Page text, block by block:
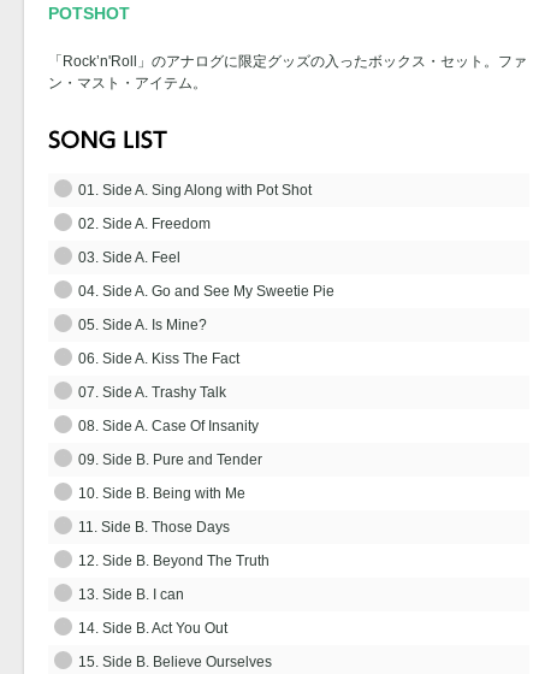
POTSHOT
「Rock’n'Roll」のアナログに限定グッズの入ったボックス・セット。ファ
ン・マスト・アイテム。
01. Side A. Sing Along with Pot Shot
02. Side A. Freedom
03. Side A. Feel
04. Side A. Go and See My Sweetie Pie
05. Side A. Is Mine?
06. Side A. Kiss The Fact
07. Side A. Trashy Talk
08. Side A. Case Of Insanity
09. Side B. Pure and Tender
10. Side B. Being with Me
11. Side B. Those Days
12. Side B. Beyond The Truth
13. Side B. I can
14. Side B. Act You Out
15. Side B. Believe Ourselves